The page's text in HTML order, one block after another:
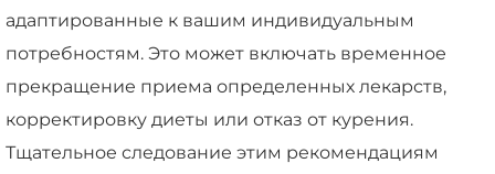
адаптированные к вашим индивидуальным
потребностям. Это может включать временное
прекращение приема определенных лекарств,
корректировку диеты или отказ от курения.
Тщательное следование этим рекомендациям